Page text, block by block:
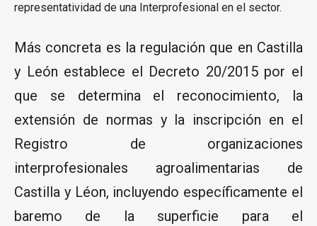
representatividad de una Interprofesional en el sector.
Más concreta es la regulación que en Castilla
y León establece el Decreto 20/2015 por el
que se determina el reconocimiento, la
extensión de normas y la inscripción en el
Registro de organizaciones
interprofesionales agroalimentarias de
Castilla y Léon, incluyendo específicamente el
baremo de la superficie para el